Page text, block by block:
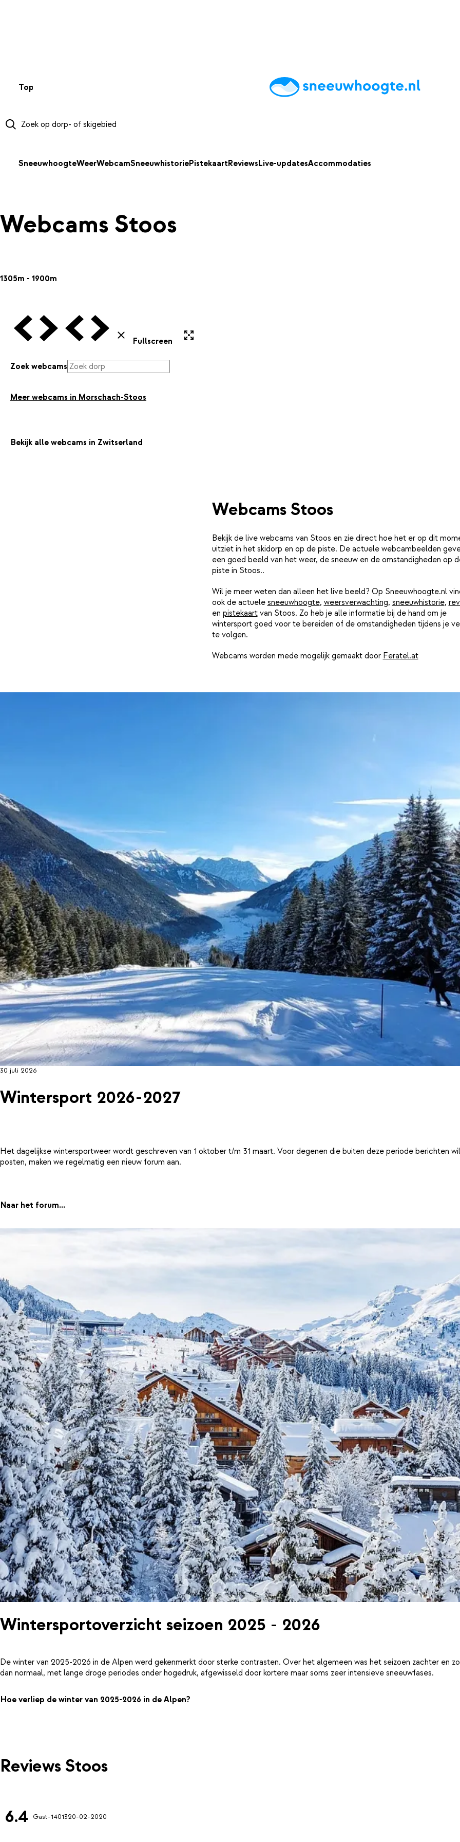
Top 50 AccommodatiesTipsReviewsLive updatesApp
SneeuwhoogteWeerWebcamSneeuwhistoriePistekaartReviewsLive-updatesAccommodaties
Webcams Stoos
1305m - 1900m
Vorige Webcam
Volgende Webcam
Vorige Webcam
Volgende Webcam
Sluiten
Fullscreen
Zoek webcams
Meer webcams in Morschach-Stoos
Bekijk alle webcams in Zwitserland
Webcams Stoos
Bekijk de live webcams van Stoos en zie direct hoe het er op dit
uitziet in het skidorp en op de piste. De actuele webcambeelden
een goed beeld van het weer, de sneeuw en de omstandigheden op
piste in Stoos..
Wil je meer weten dan alleen het live beeld? Op Sneeuwhoogte.nl
ook de actuele sneeuwhoogte, weersverwachting, sneeuwhistorie,
en pistekaartvan Stoos. Zo heb je alle informatie bij de hand om je
wintersport goed voor te bereiden of de omstandigheden tijdens je
te volgen.
Webcams worden mede mogelijk gemaakt door Feratel.at
30 juli 2026
Wintersport 2026-2027
Het dagelijkse wintersportweer wordt geschreven van 1 oktober t/m 31 maart. Voor degenen die buiten deze periode berichten
posten, maken we regelmatig een nieuw forum aan.
Naar het forum...
Wintersportoverzicht seizoen 2025 - 2026
De winter van 2025-2026 in de Alpen werd gekenmerkt door sterke contrasten. Over het algemeen was het seizoen zachter en
dan normaal, met lange droge periodes onder hogedruk, afgewisseld door kortere maar soms zeer intensieve sneeuwfases.
Hoe verliep de winter van 2025-2026 in de Alpen?
Reviews Stoos
6.4 Gast-1401320-02-2020